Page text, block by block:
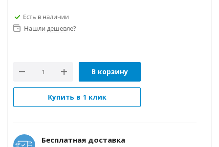
Есть в наличии
Нашли дешевле?
В корзину
Купить в 1 клик
Бесплатная доставка